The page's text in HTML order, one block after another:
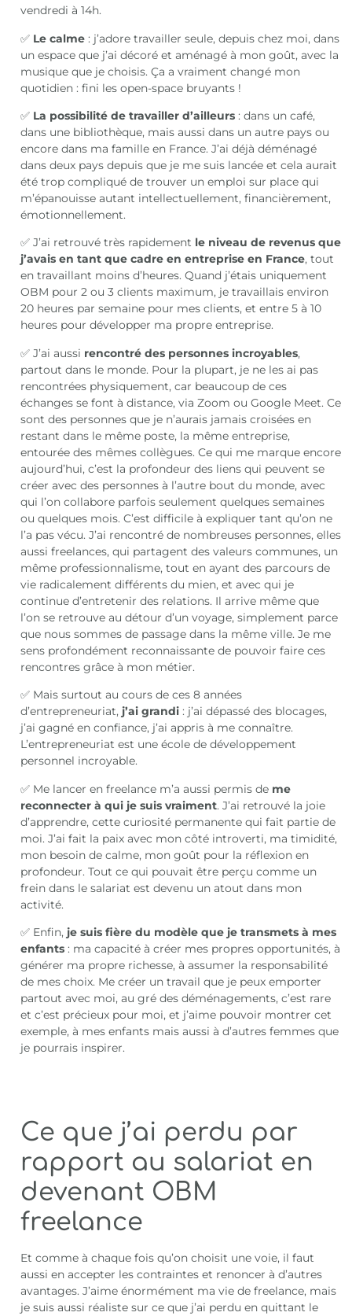
vendredi à 14h.
✅ Le calme: j’adore travailler seule, depuis chez moi, dans
un espace que j’ai décoré et aménagé à mon goût, avec la
musique que je choisis. Ça a vraiment changé mon
quotidien : fini les open-space bruyants !
✅ La possibilité de travailler d’ailleurs : dans un café,
dans une bibliothèque, mais aussi dans un autre pays ou
encore dans ma famille en France. J’ai déjà déménagé
dans deux pays depuis que je me suis lancée et cela aurait
été trop compliqué de trouver un emploi sur place qui
m’épanouisse autant intellectuellement, financièrement,
émotionnellement.
✅ J’ai retrouvé très rapidement le niveau de revenus que
j’avais en tant que cadre en entreprise en France, tout
en travaillant moins d’heures. Quand j’étais uniquement
OBM pour 2 ou 3 clients maximum, je travaillais environ
20 heures par semaine pour mes clients, et entre 5 à 10
heures pour développer ma propre entreprise.
✅ J’ai aussi rencontré des personnes incroyables,
partout dans le monde. Pour la plupart, je ne les ai pas
rencontrées physiquement, car beaucoup de ces
échanges se font à distance, via Zoom ou Google Meet. Ce
sont des personnes que je n’aurais jamais croisées en
restant dans le même poste, la même entreprise,
entourée des mêmes collègues. Ce qui me marque encore
aujourd’hui, c’est la profondeur des liens qui peuvent se
créer avec des personnes à l’autre bout du monde, avec
qui l’on collabore parfois seulement quelques semaines
ou quelques mois. C’est difficile à expliquer tant qu’on ne
l’a pas vécu. J’ai rencontré de nombreuses personnes, elles
aussi freelances, qui partagent des valeurs communes, un
même professionnalisme, tout en ayant des parcours de
vie radicalement différents du mien, et avec qui je
continue d’entretenir des relations. Il arrive même que
l’on se retrouve au détour d’un voyage, simplement parce
que nous sommes de passage dans la même ville. Je me
sens profondément reconnaissante de pouvoir faire ces
rencontres grâce à mon métier.
✅ Mais surtout au cours de ces 8 années
d’entrepreneuriat, j’ai grandi : j’ai dépassé des blocages,
j’ai gagné en confiance, j’ai appris à me connaître.
L’entrepreneuriat est une école de développement
personnel incroyable.
✅ Me lancer en freelance m’a aussi permis de me
reconnecter à qui je suis vraiment. J’ai retrouvé la joie
d’apprendre, cette curiosité permanente qui fait partie de
moi. J’ai fait la paix avec mon côté introverti, ma timidité,
mon besoin de calme, mon goût pour la réflexion en
profondeur. Tout ce qui pouvait être perçu comme un
frein dans le salariat est devenu un atout dans mon
activité.
✅ Enfin, je suis fière du modèle que je transmets à mes
enfants: ma capacité à créer mes propres opportunités, à
générer ma propre richesse, à assumer la responsabilité
de mes choix. Me créer un travail que je peux emporter
partout avec moi, au gré des déménagements, c’est rare
et c’est précieux pour moi, et j’aime pouvoir montrer cet
exemple, à mes enfants mais aussi à d’autres femmes que
je pourrais inspirer.
Ce que j’ai perdu par
rapport au salariat en
devenant OBM
freelance
Et comme à chaque fois qu’on choisit une voie, il faut
aussi en accepter les contraintes et renoncer à d’autres
avantages. J’aime énormément ma vie de freelance, mais
je suis aussi réaliste sur ce que j’ai perdu en quittant le